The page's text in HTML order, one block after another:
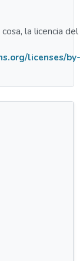
la licencia del
licenses/by-